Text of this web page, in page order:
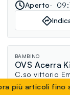
Aperto
BAMBINO
OVS Acerra
C.so vittorio
Aperto
articoli fino al -